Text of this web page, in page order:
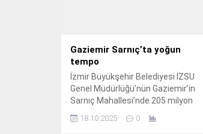
Gaziemir Sarnıç’ta yoğun
tempo
İzmir Büyükşehir Belediyesi İZSU
Genel Müdürlüğü’nün Gaziemir’in
Sarnıç Mahallesi’nde 205 milyon
liralık yatırımla başlattığı 75
kilometrelik içme suyu ve şebeke
18.10.2025 0